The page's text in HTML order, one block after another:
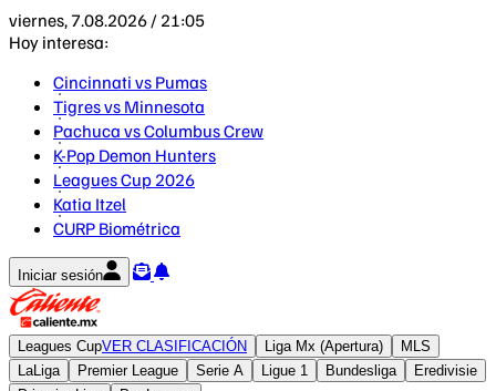
viernes, 7.08.2026 / 21:05
Hoy interesa:
Cincinnati vs Pumas
Tigres vs Minnesota
Pachuca vs Columbus Crew
K-Pop Demon Hunters
Leagues Cup 2026
Katia Itzel
CURP Biométrica
Iniciar sesión
Leagues CupVER CLASIFICACIÓN Liga Mx (Apertura)
MLS
LaLiga
Premier League Serie A Ligue 1 Bundesliga
Eredivisie